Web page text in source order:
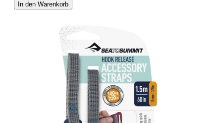
In den Warenkorb